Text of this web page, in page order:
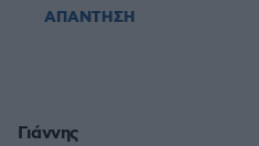
ΑΠΑΝΤΗΣΗ
Γιάννης